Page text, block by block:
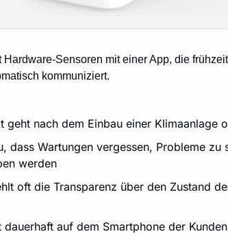
Hardware-Sensoren mit einer App, die
kommuniziert.
geht nach dem Einbau einer Klimaanlage
dass Wartungen vergessen, Probleme zu
werden
oft die Transparenz über den Zustand
auf dem Smartphone der